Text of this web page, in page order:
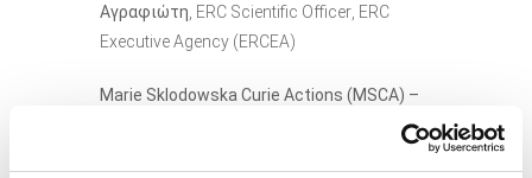
Αγραφιώτη ERC Scientific Officer ERC
Executive Agency (ERCEA)
Marie Sklodowska Curie Actions (MSCA) –